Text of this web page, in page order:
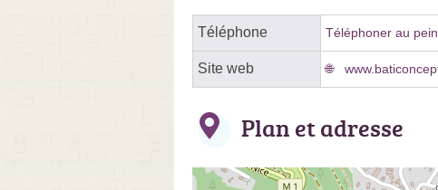
Téléphone Téléphoner au
Site web
Plan et adresse